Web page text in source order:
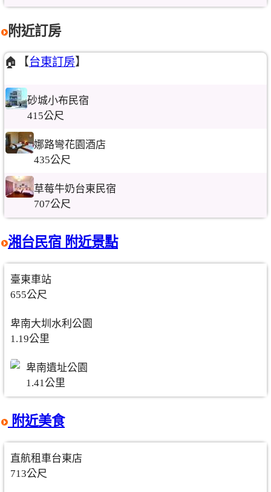
附近訂房
🏠【台東訂房】
砂城小布民宿
415公尺
娜路彎花園酒店
435公尺
草莓牛奶台東民宿
707公尺
湘台民宿 附近景點
臺東車站
655公尺
卑南大圳水利公園
1.19公里
卑南遺址公園
1.41公里
附近美食
直航租車台東店
713公尺